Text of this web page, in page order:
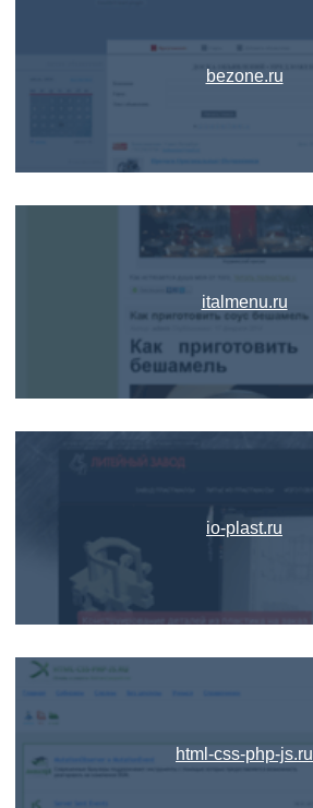
bezone.ru
italmenu.ru
io-plast.ru
html-css-php-js.ru